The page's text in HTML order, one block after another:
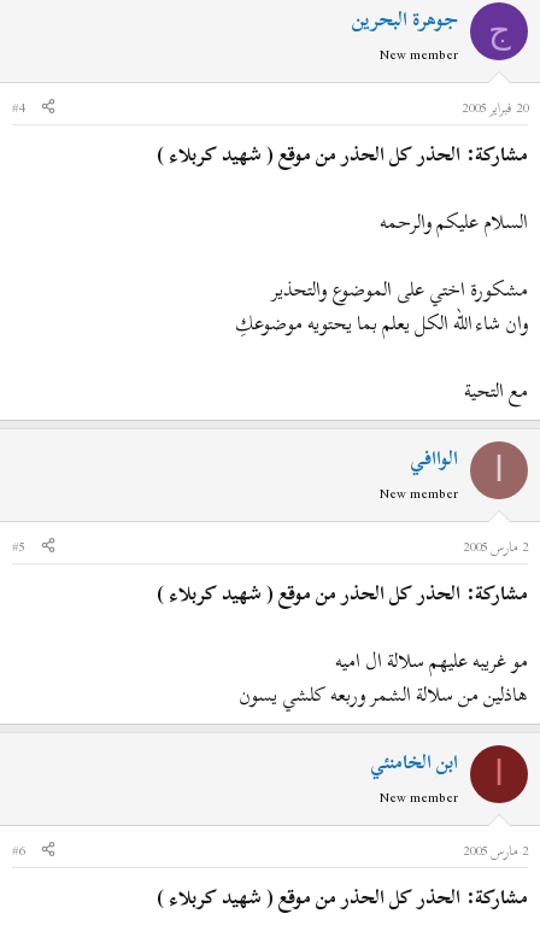
ج جوهرة البحرين
New member
20 فبراير 2005
#4
مشاركة: الحذر كل الحذر من موقع ( شهيد كربلاء )
السلام عليكم والرحمه
مشكورة اختي على الموضوع والتحذير
وان شاء الله الكل يعلم بما يحتويه موضوعكِ
مع التحية
الواافي
New member
2 مارس 2005
#5
مشاركة: الحذر كل الحذر من موقع ( شهيد كربلاء )
مو غريبه عليهم سلالة ال اميه
هاذلين من سلالة الشمر وربعه كلشي يسون
ابن الخامنئي
New member
2 مارس 2005
#6
مشاركة: الحذر كل الحذر من موقع ( شهيد كربلاء )